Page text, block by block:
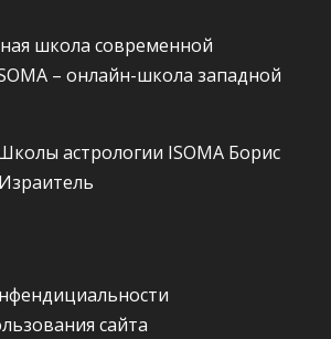
школа современной
– онлайн-школа западной
астрологии ISOMA Борис
сайта